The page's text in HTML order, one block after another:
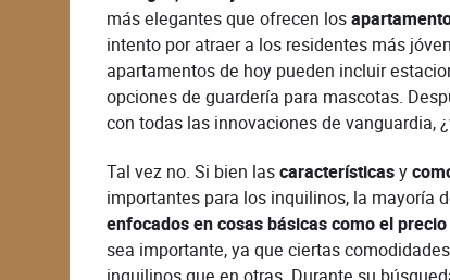
más elegantes que ofrecen los
intento por atraer a los residentes más
apartamentos de hoy pueden incluir
opciones de guardería para mascotas.
con todas las innovaciones de vanguardia,
Tal vez no. Si bien lascaracterísticasy
importantes para los inquilinos, la mayoría
enfocados en cosas básicas como el
sea importante, ya que ciertas